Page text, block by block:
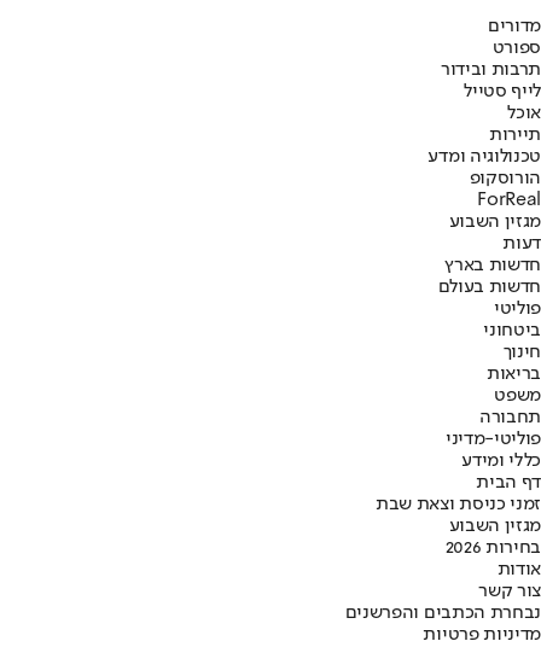
מדורים
ספורט
תרבות ובידור
לייף סטייל
אוכל
תיירות
טכנולוגיה ומדע
הורוסקופ
ForReal
מגזין השבוע
דעות
חדשות בארץ
חדשות בעולם
פוליטי
ביטחוני
חינוך
בריאות
משפט
תחבורה
פוליטי-מדיני
כללי ומידע
דף הבית
זמני כניסת וצאת שבת
מגזין השבוע
בחירות 2026
אודות
צור קשר
נבחרת הכתבים והפרשנים
מדיניות פרטיות